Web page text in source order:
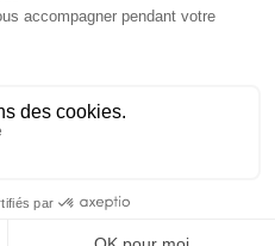
: SFIlMentions Légales